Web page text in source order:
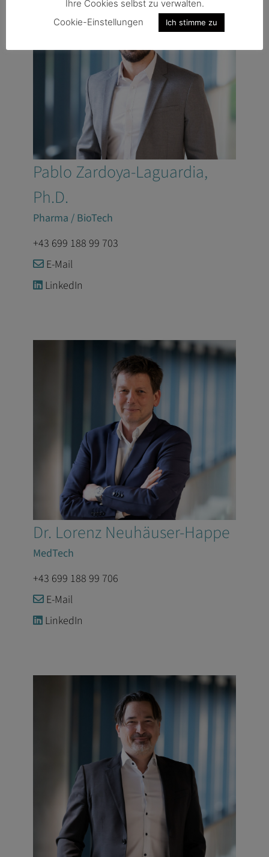
Pablo Zardoya-Laguardia,
Ph.D.
Pharma / BioTech
+43 699 188 99 703
E-Mail
LinkedIn
Dr. Lorenz Neuhäuser-Happe
MedTech
+43 699 188 99 706
E-Mail
LinkedIn
Ihre Cookies selbst zu verwalten.
Cookie-Einstellungen
Ich stimme zu